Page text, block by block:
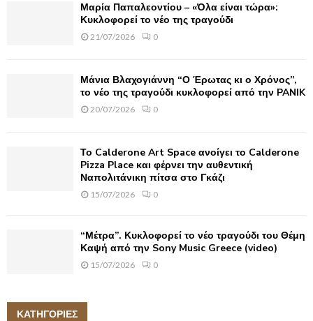
Μαρία Παπαλεοντίου – «Όλα είναι τώρα»:
Κυκλοφορεί το νέο της τραγούδι
21/07/2026 0
Μάνια Βλαχογιάννη “Ο Έρωτας κι ο Χρόνος”,
το νέο της τραγούδι κυκλοφορεί από την PANIK
20/07/2026 0
Το Calderone Art Space ανοίγει το Calderone
Pizza Place και φέρνει την αυθεντική
Ναπολιτάνικη πίτσα στο Γκάζι
15/07/2026 0
“Μέτρα”. Κυκλοφορεί το νέο τραγούδι του Θέμη
Καψή από την Sony Music Greece (video)
15/07/2026 0
ΚΑΤΗΓΟΡΙΕΣ